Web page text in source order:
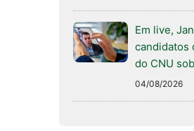
Em live,
candidatos
do CNU
04/08/2026